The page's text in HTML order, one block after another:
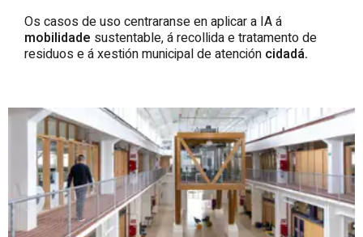
Os casos de uso centraranse en aplicar a IA á
mobilidade sustentable, á recollida e tratamento de
residuos e á xestión municipal de atención cidadá.